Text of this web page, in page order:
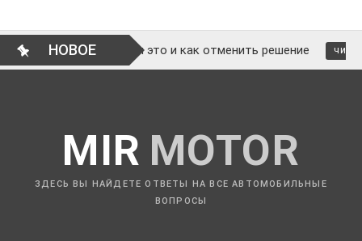
НОВОЕ
суда: законно ли это и как отменить решение ЧИТАТЬ
MIR MOTOR
ЗДЕСЬ ВЫ НАЙДЕТЕ ОТВЕТЫ НА ВСЕ АВТОМОБИЛЬНЫЕ
ВОПРОСЫ